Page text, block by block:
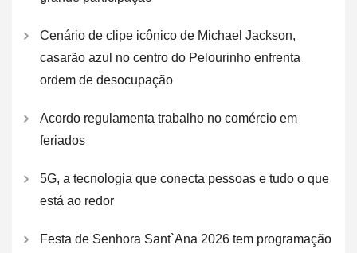
Cenário de clipe icônico de Michael Jackson,
casarão azul no centro do Pelourinho enfrenta
ordem de desocupação
Acordo regulamenta trabalho no comércio em
feriados
5G, a tecnologia que conecta pessoas e tudo o que
está ao redor
Festa de Senhora Sant`Ana 2026 tem programação